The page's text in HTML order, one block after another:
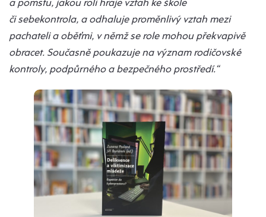
a pomstu, jakou roli hraje vztah ke škole
či sebekontrola, a odhaluje proměnlivý vztah mezi
pachateli a oběťmi, v němž se role mohou překvapivě
obracet. Současně poukazuje na význam rodičovské
kontroly, podpůrného a bezpečného prostředí.“